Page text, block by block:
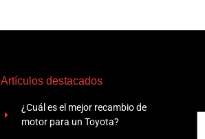
Artículos destacados
¿Cuál es el mejor recambio de
motor para un Toyota?